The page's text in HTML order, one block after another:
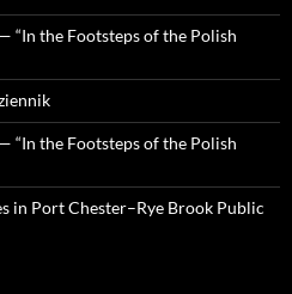
“In the Footsteps of the Polish
“In the Footsteps of the Polish
in Port Chester–Rye Brook Public